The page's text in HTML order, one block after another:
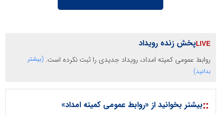
پخش زنده رویداد
روابط عمومی کمیته امداد، رویداد جدیدی را ثبت نکرده است. (بیشتر
بدانید)
::بیشتر بخوانید از «روابط عمومی کمیته امداد»